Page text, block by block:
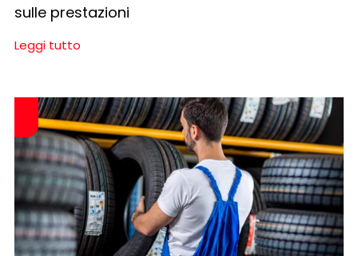
sulle prestazioni
Leggi tutto